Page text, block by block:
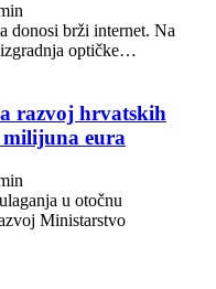
donosi brži internet. Na
optičke…
razvoj hrvatskih
eura
u otočnu
Ministarstvo